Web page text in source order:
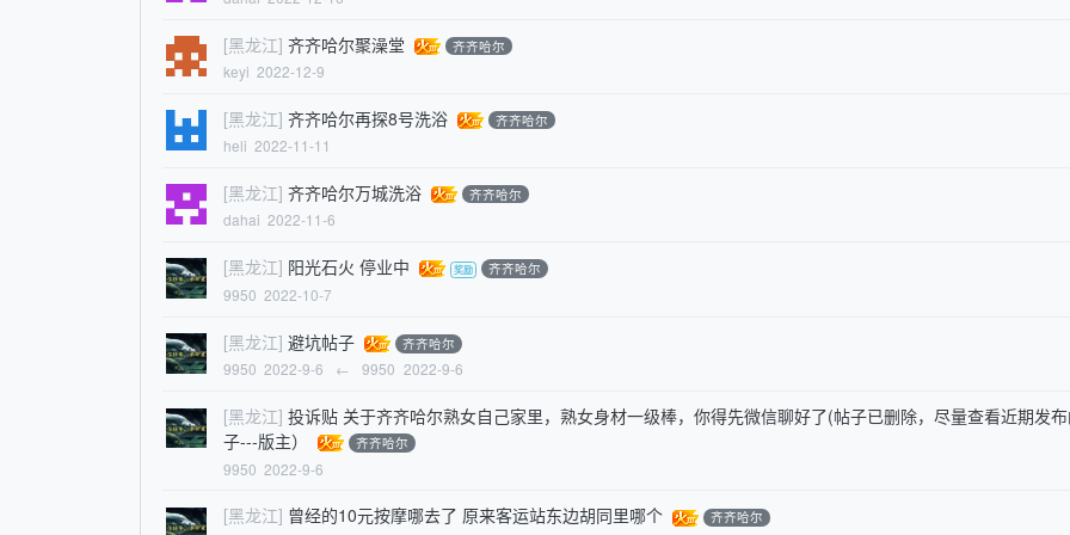
[黑龙江] 齐齐哈尔聚澡堂 齐齐哈尔
keyi 2022-12-9
[黑龙江] 齐齐哈尔再探8号洗浴 齐齐哈尔
heli 2022-11-11
[黑龙江] 齐齐哈尔万城洗浴 齐齐哈尔
dahai 2022-11-6
[黑龙江] 阳光石火 停业中 齐齐哈尔
9950 2022-10-7
[黑龙江] 避坑帖子 齐齐哈尔
9950 2022-9-6 ← 9950 2022-9-6
[黑龙江] 投诉贴 关于齐齐哈尔熟女自己家里，熟女身材一级棒，你得先微信聊好了(帖子已删除，尽量查看近期发
子---版主）
齐齐哈尔
9950 2022-9-6
[黑龙江] 曾经的10元按摩哪去了 原来客运站东边胡同里哪个 齐齐哈尔